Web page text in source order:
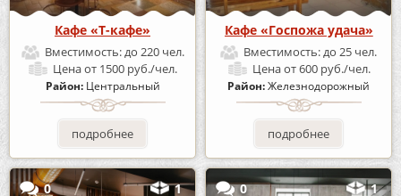
Кафе «Т-кафе»
Вместимость:до 220 чел.
Ценаот 1500 руб./чел.
Район: Центральный
подробнее
Кафе «Госпожа удача»
Вместимость:до 25 чел.
Ценаот 600 руб./чел.
Район:Железнодорожный
подробнее
0 1 0 1